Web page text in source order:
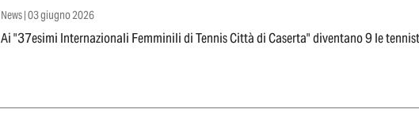
News | 03 giugno 2026
Ai "37esimi Internazionali Femminili di Tennis Città di Caserta" diventano 9 le